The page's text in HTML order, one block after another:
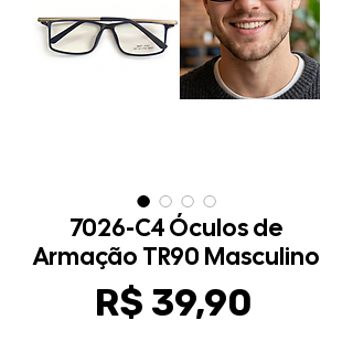
7026-C4 Óculos de
Armação TR90 Masculino
R$ 39,90